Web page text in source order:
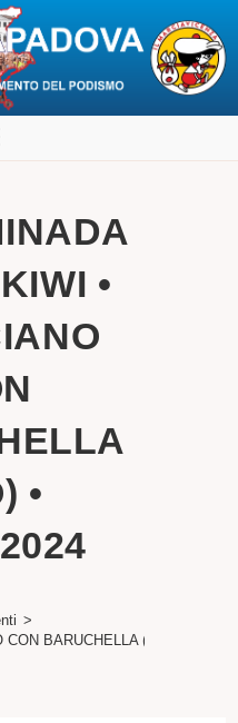
•
•
>
BARUCHELLA (RO) • 19/05/